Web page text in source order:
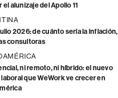
el alunizaje del Apollo 11
2026: de cuánto sería la inflación,
consultoras
ni remoto, ni híbrido: el nuevo
que WeWork ve crecer en